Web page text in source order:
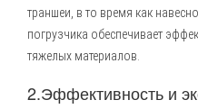
траншеи, в то время как
погрузчика обеспечивает
тяжелых материалов.
2.Эффективность и